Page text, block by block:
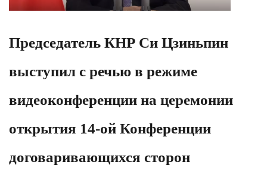
Председатель КНР Си Цзиньпин
выступил с речью в режиме
видеоконференции на церемонии
открытия 14-ой Конференции
договаривающихся сторон